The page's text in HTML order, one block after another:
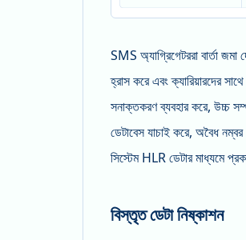
SMS অ্যাগ্রিগেটররা বার্তা
হ্রাস করে এবং ক্যারিয়ারদের
সনাক্তকরণ ব্যবহার করে, উচ্চ
ডেটাবেস যাচাই করে, অবৈধ নম্বর
সিস্টেম HLR ডেটার মাধ্যমে
বিস্তৃত ডেটা নিষ্কাশন